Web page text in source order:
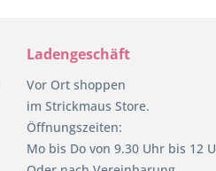
Ladengeschäft
Vor Ort shoppen
im Strickmaus Store.
Öffnungszeiten:
Mo bis Do von 9.30 Uhr bis 12